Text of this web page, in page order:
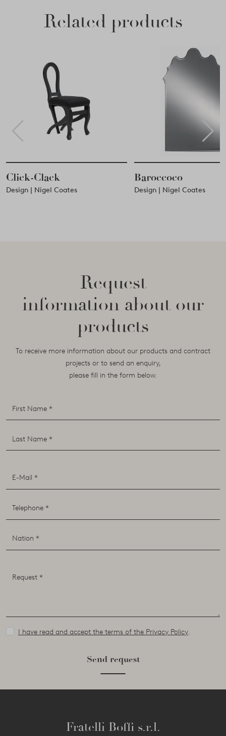
Related products
Click-Clack
Design | Nigel Coates
Baroccoco
Design | Nigel Coates
Request
information about our
products
To receive more information about our products and contract
projects or to send an enquiry,
please fill in the form below.
I have read and accept the terms of the Privacy Policy.
Send request
Fratelli Boffi s.r.l.